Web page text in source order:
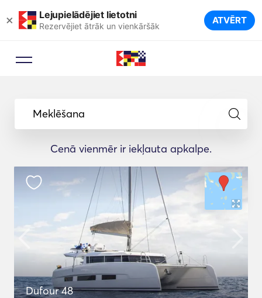
× Lejupielādējiet lietotni
Rezervējiet ātrāk un vienkāršāk ATVĒRT
Meklēšana
Cenā vienmēr ir iekļauta apkalpe.
Dufour 48